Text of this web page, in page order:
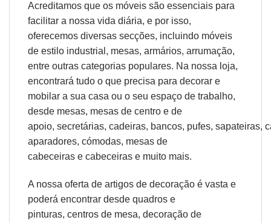
Acreditamos que os móveis são essenciais para
facilitar a nossa vida diária, e por isso,
oferecemos diversas secções, incluindo móveis
de estilo industrial, mesas, armários, arrumação,
entre outras categorias populares. Na nossa loja,
encontrará tudo o que precisa para decorar e
mobilar a sua casa ou o seu espaço de trabalho,
desde mesas, mesas de centro e de
apoio, secretárias, cadeiras, bancos, pufes, sapateiras,
aparadores, cómodas, mesas de
cabeceiras e cabeceiras e muito mais.
A nossa oferta de artigos de decoração é vasta e
poderá encontrar desde quadros e
pinturas, centros de mesa, decoração de